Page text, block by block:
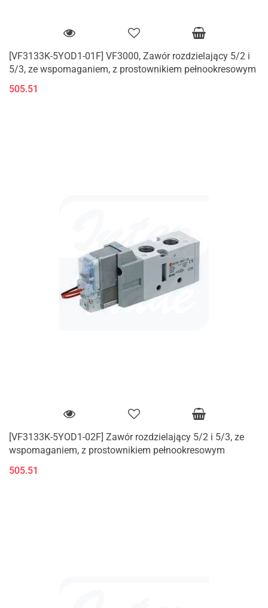
[VF3133K-5YOD1-01F] VF3000, Zawór rozdzielający 5/2 i
5/3, ze wspomaganiem, z prostownikiem pełnookresowym
505.51
[VF3133K-5YOD1-02F] Zawór rozdzielający 5/2 i 5/3, ze
wspomaganiem, z prostownikiem pełnookresowym
505.51